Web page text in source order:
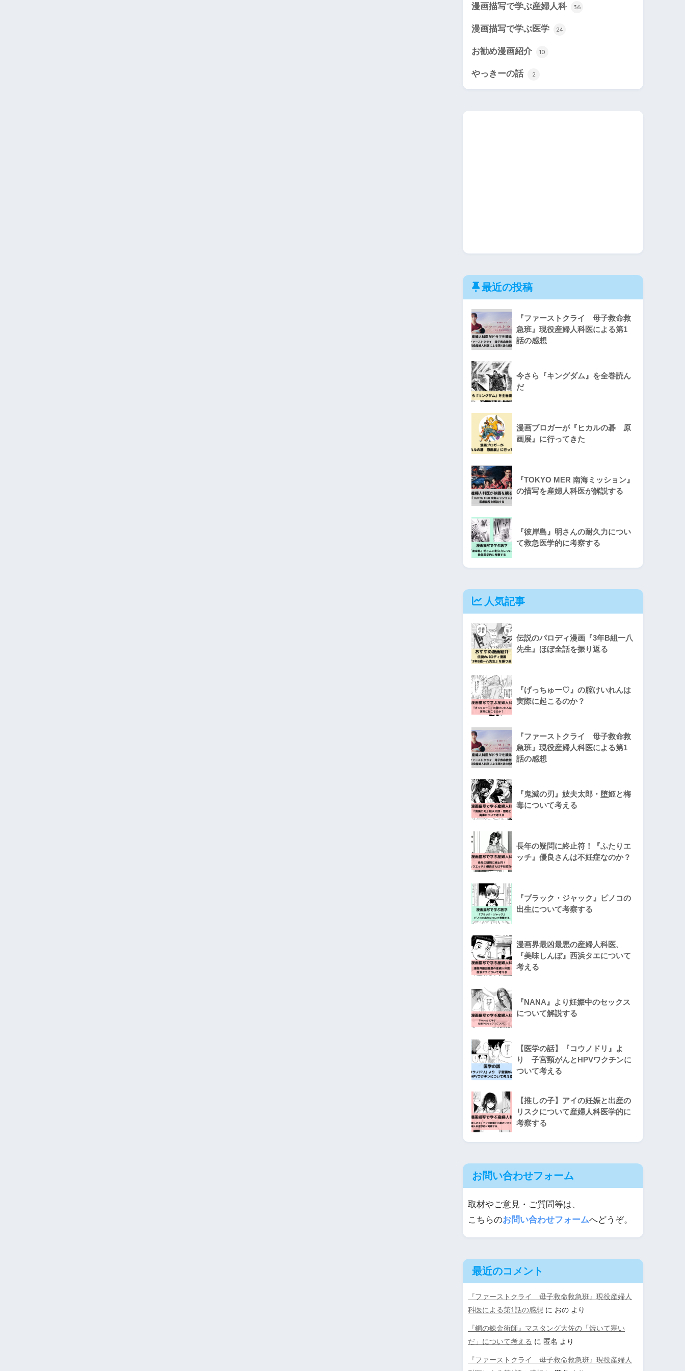
漫画描写で学ぶ産婦人科 36
漫画描写で学ぶ医学 24
お勧め漫画紹介 10
やっきーの話 2
最近の投稿
『ファーストクライ 母子救命救
急班』現役産婦人科医による第1
話の感想
今さら『キングダム』を全巻読ん
だ
漫画ブロガーが『ヒカルの碁 原
画展』に行ってきた
『TOKYO MER 南海ミッション』
の描写を産婦人科医が解説する
『彼岸島』明さんの耐久力につい
て救急医学的に考察する
人気記事
伝説のパロディ漫画『3年B組一八
先生』ほぼ全話を振り返る
『げっちゅー♡』の腟けいれんは
実際に起こるのか？
『ファーストクライ 母子救命救
急班』現役産婦人科医による第1
話の感想
『鬼滅の刃』妓夫太郎・堕姫と梅
毒について考える
長年の疑問に終止符！『ふたりエ
ッチ』優良さんは不妊症なのか？
『ブラック・ジャック』ピノコの
出生について考察する
漫画界最凶最悪の産婦人科医、
『美味しんぼ』西浜タエについて
考える
『NANA』より妊娠中のセックス
について解説する
【医学の話】『コウノドリ』よ
り 子宮頸がんとHPVワクチンに
ついて考える
【推しの子】アイの妊娠と出産の
リスクについて産婦人科医学的に
考察する
お問い合わせフォーム
取材やご意見・ご質問等は、
こちらのお問い合わせフォームへどうぞ。
最近のコメント
『ファーストクライ 母子救命救急班』現役産婦人
科医による第1話の感想 に おの より
『鋼の錬金術師』マスタング大佐の「焼いて塞い
だ」について考える に 匿名 より
『ファーストクライ 母子救命救急班』現役産婦人